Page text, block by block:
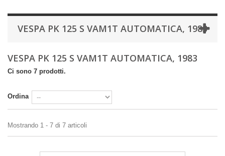
VESPA PK 125 S VAM1T AUTOMATICA, 1983
VESPA PK 125 S VAM1T AUTOMATICA, 1983
Ci sono 7 prodotti.
Ordina
Mostrando 1 - 7 di 7 articoli